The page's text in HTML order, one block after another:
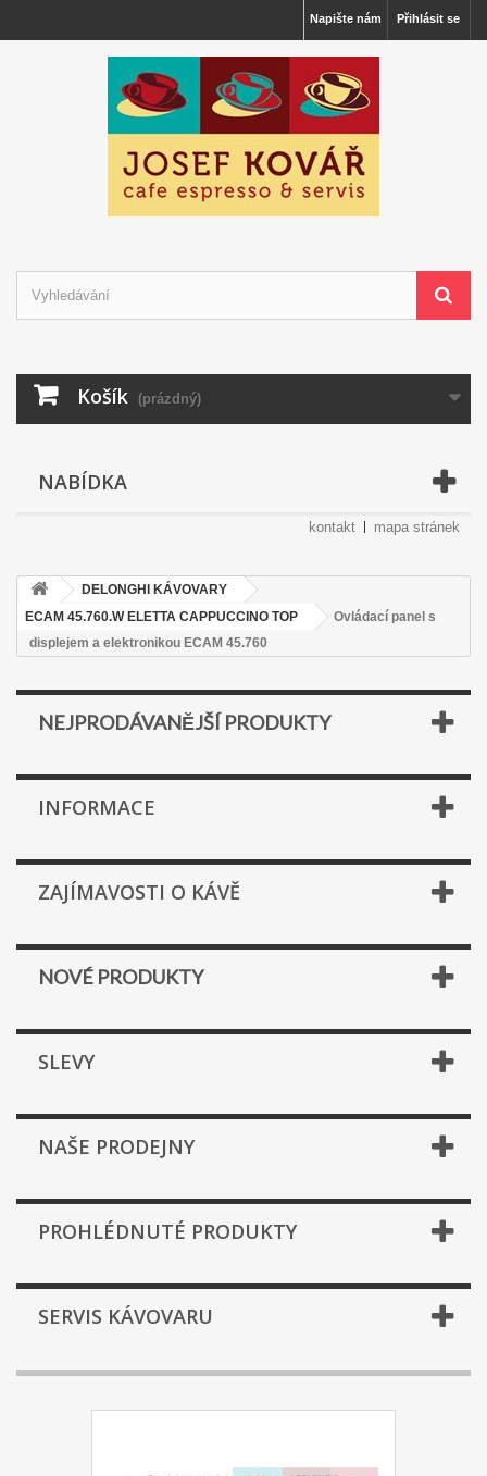
Přihlásit se
Napište nám
Košík (prázdný)
NABÍDKA
kontakt mapa stránek
DELONGHI KÁVOVARY
ECAM 45.760.W ELETTA CAPPUCCINO TOP
Ovládací panel s
displejem a elektronikou ECAM 45.760
NEJPRODÁVANĚJŠÍ PRODUKTY
INFORMACE
ZAJÍMAVOSTI O KÁVĚ
NOVÉ PRODUKTY
SLEVY
NAŠE PRODEJNY
PROHLÉDNUTÉ PRODUKTY
SERVIS KÁVOVARU